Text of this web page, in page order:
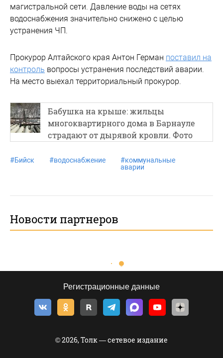
магистральной сети. Давление воды на сетях
водоснабжения значительно снижено с целью
устранения ЧП.
Прокурор Алтайского края Антон Герман поставил на
контроль вопросы устранения последствий аварии.
На место выехал территориальный прокурор.
Бабушка на крыше: жильцы
многоквартирного дома в Барнауле
страдают от дырявой кровли. Фото
#Бийск #водоснабжение #коммунальные
аварии
Новости партнеров
Регистрационные данные
© 2026, Толк — сетевое издание